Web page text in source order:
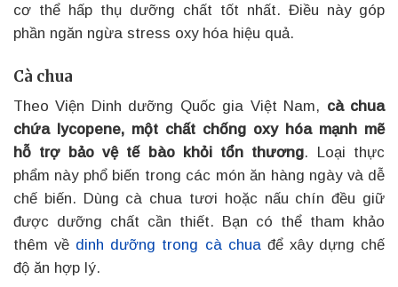
cơ thể hấp thụ dưỡng chất tốt nhất. Điều này góp
phần ngăn ngừa stress oxy hóa hiệu quả.
Cà chua
Theo Viện Dinh dưỡng Quốc gia Việt Nam, cà chua
chứa lycopene, một chất chống oxy hóa mạnh mẽ
hỗ trợ bảo vệ tế bào khỏi tổn thương. Loại thực
phẩm này phổ biến trong các món ăn hàng ngày và dễ
chế biến. Dùng cà chua tươi hoặc nấu chín đều giữ
được dưỡng chất cần thiết. Bạn có thể tham khảo
thêm về dinh dưỡng trong cà chuađể xây dựng chế
độ ăn hợp lý.